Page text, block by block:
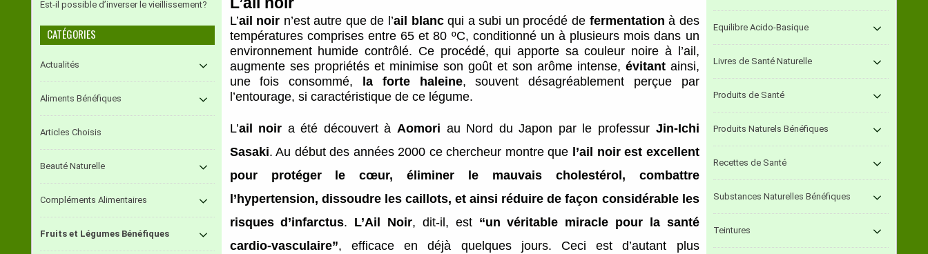
L’ail noir n’est autre que de l’ail blancqui a subi un procédé de fermentationà des
températures comprises entre 65 et 80 ºC, conditionné un à plusieurs mois dans un
environnement humide contrôlé. Ce procédé, qui apporte sa couleur noire à l’ail,
augmente ses propriétés et minimise son goût et son arôme intense, évitantainsi,
une fois consommé, la forte haleine, souvent désagréablement perçue par
l’entourage, si caractéristique de ce légume.
L’ail noir a été découvert àAomori au Nord du Japon par le professur Jin-Ichi
Sasaki. Au début des années 2000 ce chercheur montre que l’ail noir est excellent
pour protéger le cœur, éliminer le mauvais cholestérol, combattre
l’hypertension, dissoudre les caillots, et ainsi réduire de façon considérable les
risques d’infarctus. L’Ail Noir, dit-il, est “un véritable miracle pour la santé
cardio-vasculaire”, efficace en déjà quelques jours. Ceci est d’autant plus
Est-il possible d’inverser le vieillissement?
CATÉGORIES
Actualités
Aliments Bénéfiques
Articles Choisis
Beauté Naturelle
Compléments Alimentaires
Fruits et Légumes Bénéfiques
Equilibre Acido-Basique
Livres de Santé Naturelle
Produits de Santé
Produits Naturels Bénéfiques
Recettes de Santé
Substances Naturelles Bénéfiques
Teintures